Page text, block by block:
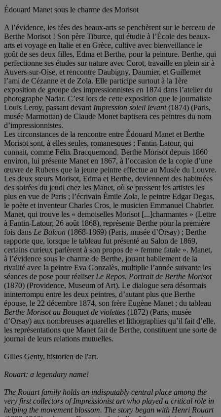
Édouard Manet sous le charme des Morisot
A l’évidence, les fées des beaux-arts se penchèrent sur le berceau de
Berthe Morisot ! Son père Tiburce, qui étudie à l’École des beaux-
arts et voyage en Italie et en Grèce, cultive avec bienveillance le
goût de ses deux filles, Edma et Berthe, pour la peinture. Berthe, qui
perfectionne ses études sur nature avec Corot, travaille en plein air à
Auvers-sur-Oise, et rencontre Daubigny, Daumier, et Guillemet
l’ami de Cézanne et de Zola. Elle participe surtout à la 1ère
exposition de groupe des impressionnistes en 1874 dans l’atelier du
photographe Nadar. C’est lors de cette exposition que le journaliste
Louis Leroy, passant devant Impression soleil levant(1874) (Paris,
musée Marmottan) de Claude Monet baptisera ces peintres du nom
d’impressionnistes.
Les circonstances de la rencontre entre Édouard Manet et Berthe
Morisot sont, à elles seules, romanesques ; Fantin-Latour, qui
connait, comme Félix Bracquemond, Berthe Morisot depuis 1860
environ, lui présente Manet en 1867, à l’occasion de la copie d’une
œuvre de Rubens que la jeune peintre effectue au Musée du Louvre.
Les deux sœurs Morisot, Edma et Berthe, deviennent des habituées
des soirées du jeudi chez les Manet, où se pressent les artistes les
plus en vue de Paris ; l’écrivain Émile Zola, le peintre Edgar Degas,
le poète et inventeur Charles Cros, le musicien Emmanuel Chabrier.
Manet, qui trouve les « demoiselles Morisot [...]charmantes » (Lettre
à Fantin-Latour, 26 août 1868), représente Berthe pour la première
fois dans Le Balcon (1868-1869) (Paris, musée d’Orsay) ; Berthe
rapporte que, lorsque le tableau fut présenté au Salon de 1869,
certains curieux parlèrent à son propos de « femme fatale ». Manet,
à l’évidence sous le charme de Berthe, jouant habilement de la
rivalité avec la peintre Eva Gonzalès, multiplie l’année suivante les
séances de pose pour réaliser Le Repos. Portrait de Berthe Morisot
(1870) (Providence, Museum of Art). Le dialogue sera désormais
ininterrompu entre les deux peintres, d’autant plus que Berthe
épouse, le 22 décembre 1874, son frère Eugène Manet ; du tableau
Berthe Morisot au Bouquet de violettes (1872) (Paris, musée
d’Orsay) aux nombreuses aquarelles et lithographies qu’il fait d’elle,
les représentations que Manet fait de Berthe, constituent une sorte de
journal de leurs relations mutuelles.
Gilles Genty, historien de l'art.
Rouart: a legendary name!
The Rouart family holds an indisputably central place among the
very first collectors of Impressionist art who played a critical role in
helping the movement blossom. The story began with Henri Rouart